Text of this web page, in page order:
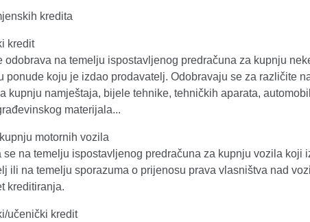
kredita
kredit
odobrava na temelju ispostavljenog predračuna za kupnju
ponude koju je izdao prodavatelj. Odobravaju se za različite
kupnju namještaja, bijele tehnike, tehničkih aparata,
materijala...
motornih vozila
se na temelju ispostavljenog predračuna za kupnju vozila koji
ili na temelju sporazuma o prijenosu prava vlasništva nad
kreditiranja.
učenički kredit